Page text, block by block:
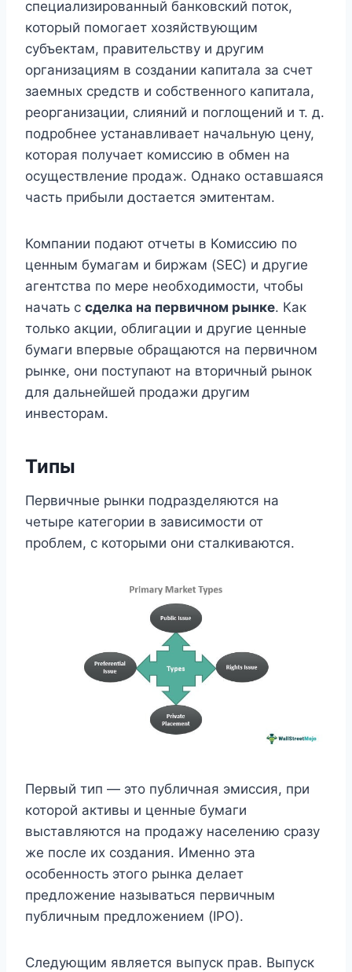
специализированный банковский поток,
который помогает хозяйствующим
субъектам, правительству и другим
организациям в создании капитала за счет
заемных средств и собственного капитала,
реорганизации, слияний и поглощений и т. д.
подробнее устанавливает начальную цену,
которая получает комиссию в обмен на
осуществление продаж. Однако оставшаяся
часть прибыли достается эмитентам.
Компании подают отчеты в Комиссию по
ценным бумагам и биржам (SEC) и другие
агентства по мере необходимости, чтобы
начать с сделка на первичном рынке. Как
только акции, облигации и другие ценные
бумаги впервые обращаются на первичном
рынке, они поступают на вторичный рынок
для дальнейшей продажи другим
инвесторам.
Типы
Первичные рынки подразделяются на
четыре категории в зависимости от
проблем, с которыми они сталкиваются.
Первый тип — это публичная эмиссия, при
которой активы и ценные бумаги
выставляются на продажу населению сразу
же после их создания. Именно эта
особенность этого рынка делает
предложение называться первичным
публичным предложением (IPO).
Следующим является выпуск прав. Выпуск